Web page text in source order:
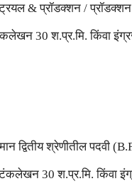
& प्रॉडक्शन /
30 श.प्र.मि. किंवा
द्वितीय श्रेणीतील पदवी
30 श.प्र.मि. किंवा